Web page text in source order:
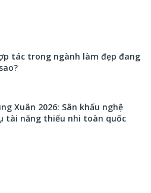
tác trong ngành làm đẹp đang
Xuân 2026: Sân khấu nghệ
tài năng thiếu nhi toàn quốc